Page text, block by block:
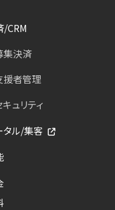
/CRM
集決済
援者管理
キュリティ
タル/集客